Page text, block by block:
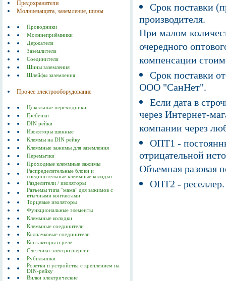
Предохранители
Молниезащита, заземление, шины
Проводники
Молниеприёмники
Держатели
Заземлители
Соединители
Шины заземления
Шлейфы заземления
Прочее электрооборудование
Цокольные переходники
Гребенки
DIN рейки
Изоляторы шинные
Клеммы на DIN рейку
Клеммные зажимы для заземления
Перемычки
Проходные клеммные зажимы
Распределительные блоки и
соединительные клеммные колодки
Разделители / изоляторы
Разъемы типа "мама" для зажимов с
втычными контактами
Торцевые изоляторы
Функциональные элементы
Клеммные колодки
Клеммные соединители
Колпачковые соединители
Контакторы и реле
Счетчики электроэнергии
Рубильники
Розетки и устройства с креплением на
DIN-рейку
Вилки электрические
Срок поставки
производителя.
При малом
очередного
компенсации
Срок поставки
ООО "СанНет".
Если дата в
через Интернет-
компании через
ОПТ1 -
отрицательной
Объемная разовая
ОПТ2 -